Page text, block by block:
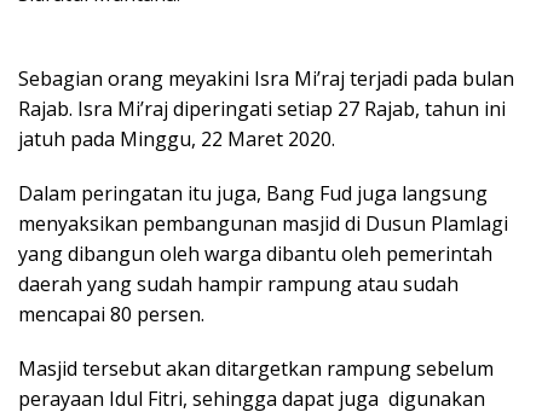
Sebagian orang meyakini Isra Mi’raj terjadi pada bulan
Rajab. Isra Mi’raj diperingati setiap 27 Rajab, tahun ini
jatuh pada Minggu, 22 Maret 2020.
Dalam peringatan itu juga, Bang Fud juga langsung
menyaksikan pembangunan masjid di Dusun Plamlagi
yang dibangun oleh warga dibantu oleh pemerintah
daerah yang sudah hampir rampung atau sudah
mencapai 80 persen.
Masjid tersebut akan ditargetkan rampung sebelum
perayaan Idul Fitri, sehingga dapat juga digunakan